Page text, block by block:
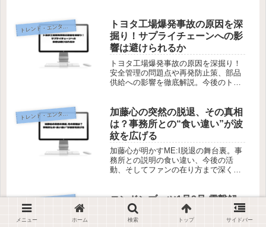
ト
トヨタ工場爆発事故の原因を深
掘り！サプライチェーンへの影
響は避けられるか
トヨタ工場爆発事故の原因を深掘り！
安全管理の問題点や再発防止策、部品
供給への影響を徹底解説。今後のトヨ
ト
加藤心の突然の脱退、その真相
は？事務所との“食い違い”が波
紋を広げる
加藤心が明かすME:I脱退の舞台裏。事
務所との説明の食い違い、今後の活
動、そしてファンの在り方まで深く考
ト
ロンドンブーツ1号2号 電撃解
散の真相！31年の歴史と解散理
由を徹底解剖
メニュー ホーム 検索 トップ サイドバー